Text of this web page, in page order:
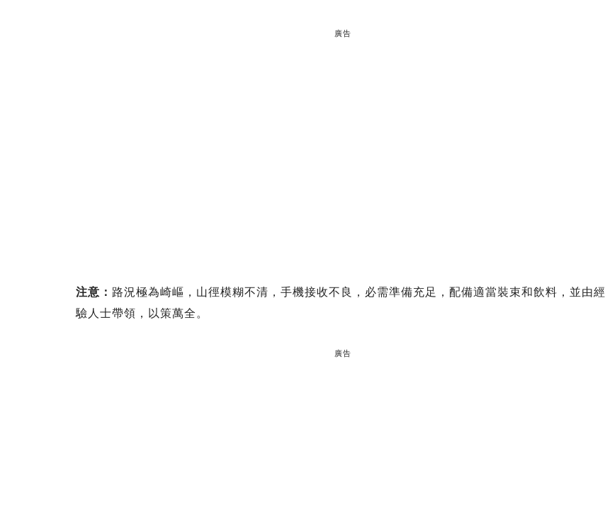
廣告
注意： 路況極為崎嶇，山徑模糊不清，手機接收不良，必需準備充足，配備適當裝束和飲料，並由經
驗人士帶領，以策萬全。
廣告